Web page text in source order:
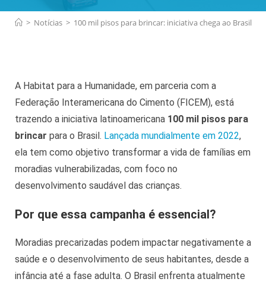
> Notícias > 100 mil pisos para brincar: iniciativa chega ao Brasil
A Habitat para a Humanidade, em parceria com a
Federação Interamericana do Cimento (FICEM), está
trazendo a iniciativa latinoamericana 100 mil pisos para
brincar para o Brasil. Lançada mundialmente em 2022,
ela tem como objetivo transformar a vida de famílias em
moradias vulnerabilizadas, com foco no
desenvolvimento saudável das crianças.
Por que essa campanha é essencial?
Moradias precarizadas podem impactar negativamente a
saúde e o desenvolvimento de seus habitantes, desde a
infância até a fase adulta. O Brasil enfrenta atualmente